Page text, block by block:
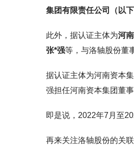
集团有限责任公司（以
此外，据认证主体为河
张*强等，与洛轴股份董
据认证主体为河南资本
强担任河南资本集团董事
即是说，2022年7月至
再来关注洛轴股份的关联